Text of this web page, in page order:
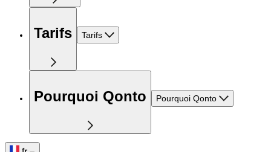
Tarifs Tarifs
Pourquoi Qonto Pourquoi Qonto